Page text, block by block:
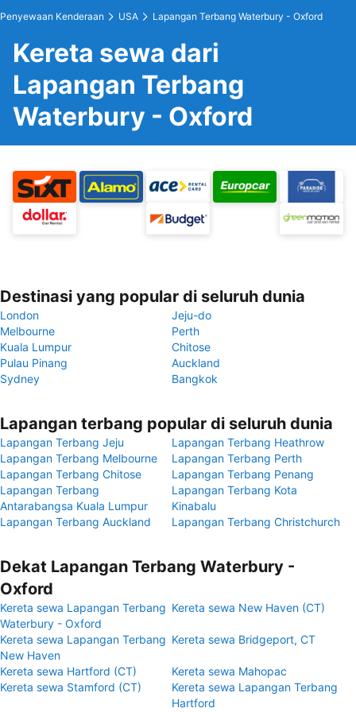
Penyewaan Kenderaan USA Lapangan Terbang Waterbury - Oxford
Kereta sewa dari
Lapangan Terbang
Waterbury - Oxford
Destinasi yang popular di seluruh dunia
London
Jeju-do
Melbourne
Perth
Kuala Lumpur
Chitose
Pulau Pinang
Auckland
Sydney
Bangkok
Lapangan terbang popular di seluruh dunia
Lapangan Terbang Jeju
Lapangan Terbang Heathrow
Lapangan Terbang Melbourne
Lapangan Terbang Perth
Lapangan Terbang Chitose
Lapangan Terbang Penang
Lapangan Terbang
Antarabangsa Kuala Lumpur
Lapangan Terbang Kota
Kinabalu
Lapangan Terbang Auckland
Lapangan Terbang Christchurch
Dekat Lapangan Terbang Waterbury -
Oxford
Kereta sewa Lapangan Terbang
Waterbury - Oxford
Kereta sewa New Haven (CT)
Kereta sewa Lapangan Terbang
New Haven
Kereta sewa Bridgeport, CT
Kereta sewa Hartford (CT)
Kereta sewa Mahopac
Kereta sewa Stamford (CT)
Kereta sewa Lapangan Terbang
Hartford